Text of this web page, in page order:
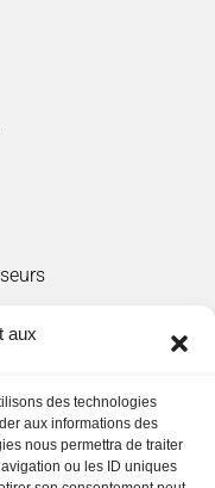
aux
des technologies
aux informations des
nous permettra de traiter
ou les ID uniques